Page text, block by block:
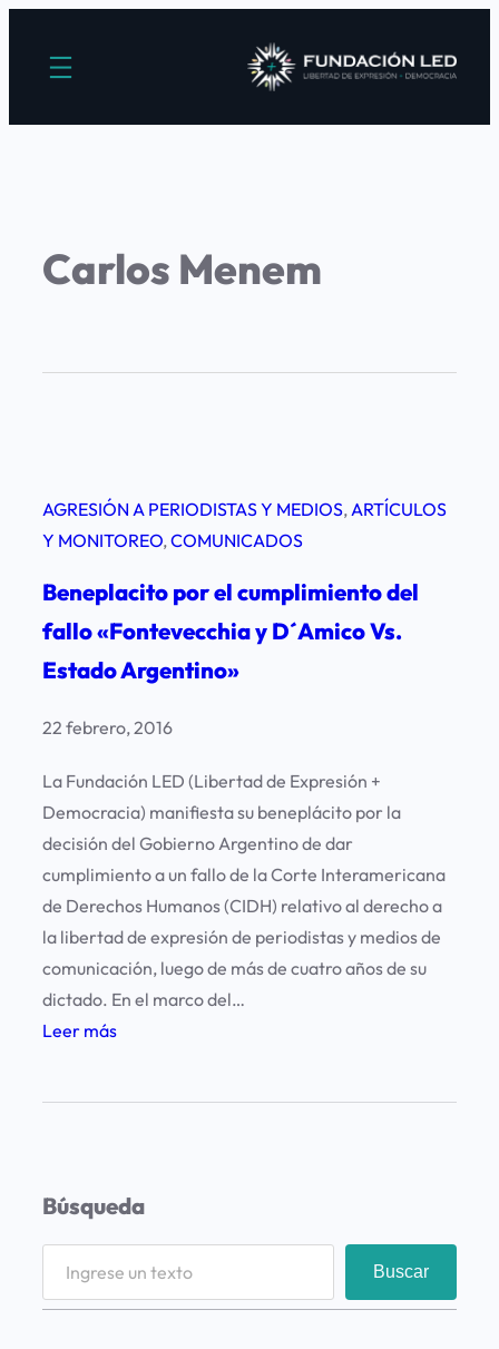
Carlos Menem
AGRESIÓN A PERIODISTAS Y MEDIOS, ARTÍCULOS
Y MONITOREO, COMUNICADOS
Beneplacito por el cumplimiento del
fallo «Fontevecchia y D´Amico Vs.
Estado Argentino»
22 febrero, 2016
La Fundación LED (Libertad de Expresión +
Democracia) manifiesta su beneplácito por la
decisión del Gobierno Argentino de dar
cumplimiento a un fallo de la Corte Interamericana
de Derechos Humanos (CIDH) relativo al derecho a
la libertad de expresión de periodistas y medios de
comunicación, luego de más de cuatro años de su
dictado. En el marco del…
Leer más:
l
a
c
i
Búsqueda
Buscar